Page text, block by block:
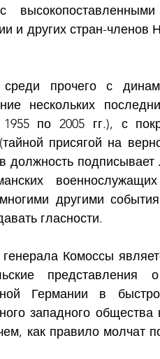
и других стран-членов
прочего с
нескольких
по 2005 гг.), с
присягой на
должность
другими
гласности.
Комоссы
представления
Германии в
западного
как правило молчат